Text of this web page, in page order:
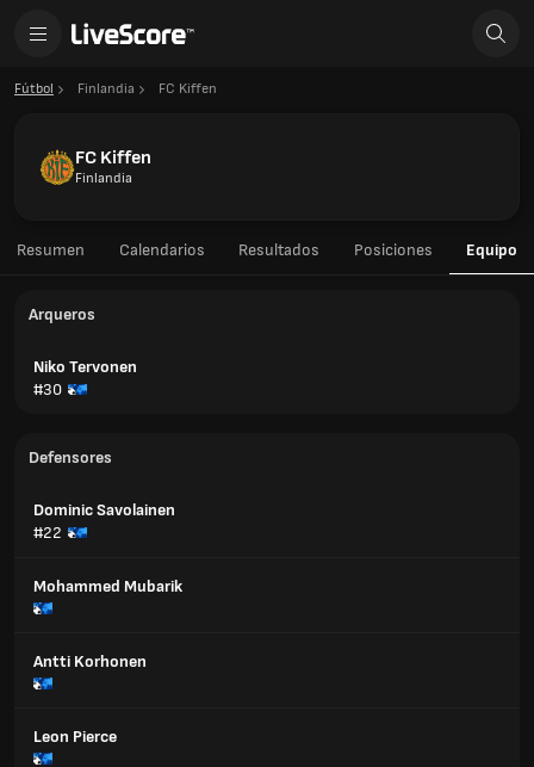
Fútbol Finlandia FC Kiffen
FC Kiffen
Finlandia
Resumen Calendarios Resultados Posiciones Equipo
Arqueros
Niko Tervonen
#30
Defensores
Dominic Savolainen
#22
Mohammed Mubarik
Antti Korhonen
Leon Pierce